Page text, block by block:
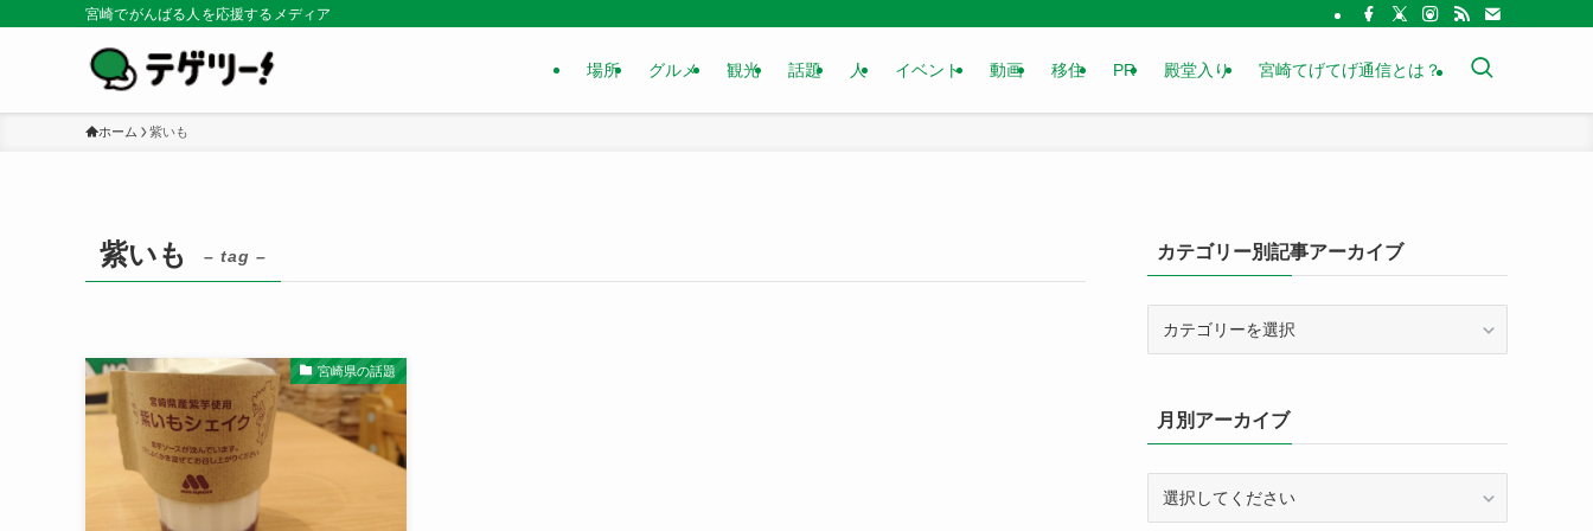
宮崎でがんばる人を応援するメディア
場所 グルメ 観光 話題 人 イベント 動画 移住 PR 殿堂入り 宮崎てげてげ通信とは？
ホーム 紫いも
紫いも – tag –
宮崎県の話題
カテゴリー別記事アーカイブ
ー
別
記
ア
月別アーカイブ